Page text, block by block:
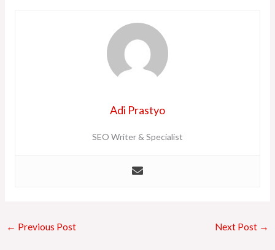
Adi Prastyo
SEO Writer & Specialist
← Previous Post Next Post →